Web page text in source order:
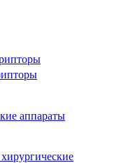
аппараты